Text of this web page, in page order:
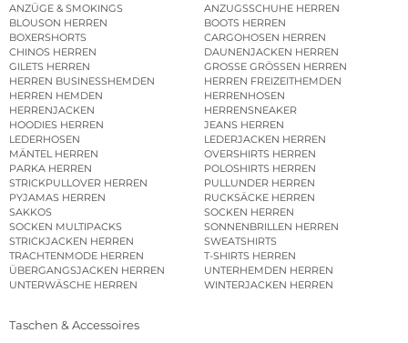
ANZÜGE & SMOKINGS
ANZUGSSCHUHE HERREN
BLOUSON HERREN
BOOTS HERREN
BOXERSHORTS
CARGOHOSEN HERREN
CHINOS HERREN
DAUNENJACKEN HERREN
GILETS HERREN
GROSSE GRÖSSEN HERREN
HERREN BUSINESSHEMDEN
HERREN FREIZEITHEMDEN
HERREN HEMDEN
HERRENHOSEN
HERRENJACKEN
HERRENSNEAKER
HOODIES HERREN
JEANS HERREN
LEDERHOSEN
LEDERJACKEN HERREN
MÄNTEL HERREN
OVERSHIRTS HERREN
PARKA HERREN
POLOSHIRTS HERREN
STRICKPULLOVER HERREN
PULLUNDER HERREN
PYJAMAS HERREN
RUCKSÄCKE HERREN
SAKKOS
SOCKEN HERREN
SOCKEN MULTIPACKS
SONNENBRILLEN HERREN
STRICKJACKEN HERREN
SWEATSHIRTS
TRACHTENMODE HERREN
T-SHIRTS HERREN
ÜBERGANGSJACKEN HERREN
UNTERHEMDEN HERREN
UNTERWÄSCHE HERREN
WINTERJACKEN HERREN
Taschen & Accessoires